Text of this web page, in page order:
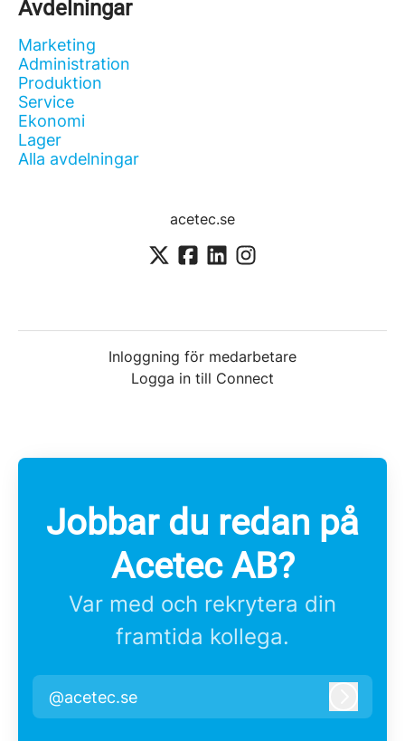
Avdelningar
Marketing
Administration
Produktion
Service
Ekonomi
Lager
Alla avdelningar
acetec.se
Inloggning för medarbetare
Logga in till Connect
Jobbar du redan på
Acetec AB?
Var med och rekrytera din
framtida kollega.
@acetec.se